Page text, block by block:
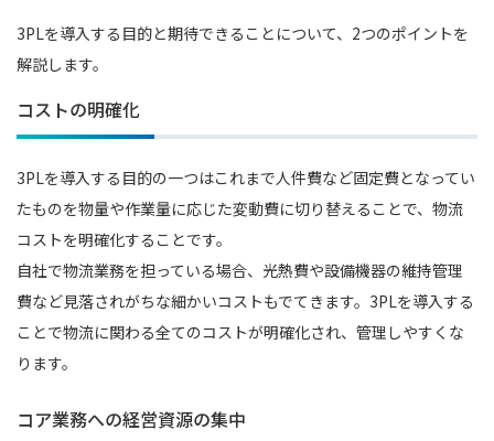
3PLを導入する目的と期待できることについて、2つのポイントを
解説します。
コストの明確化
3PLを導入する目的の一つはこれまで人件費など固定費となってい
たものを物量や作業量に応じた変動費に切り替えることで、物流
コストを明確化することです。
自社で物流業務を担っている場合、光熱費や設備機器の維持管理
費など見落されがちな細かいコストもでてきます。3PLを導入する
ことで物流に関わる全てのコストが明確化され、管理しやすくな
ります。
コア業務への経営資源の集中